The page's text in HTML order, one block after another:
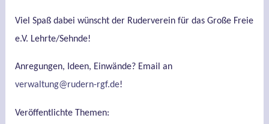
Viel Spaß dabei wünscht der Ruderverein für das Große Freie
e.V. Lehrte/Sehnde!
Anregungen, Ideen, Einwände? Email an
verwaltung@rudern-rgf.de!
Veröffentlichte Themen: